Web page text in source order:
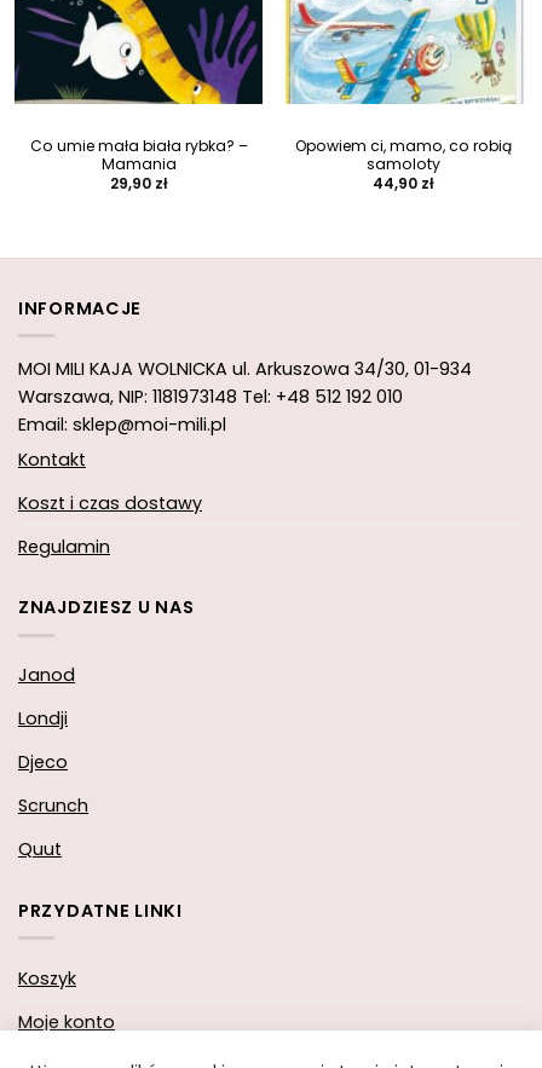
Co umie mała biała rybka? –
Mamania
29,90 zł
Opowiem ci, mamo, co robią
samoloty
44,90 zł
INFORMACJE
MOI MILI KAJA WOLNICKA ul. Arkuszowa 34/30, 01-934
Warszawa, NIP: 1181973148 Tel: +48 512 192 010
Email: sklep@moi-mili.pl
Kontakt
Koszt i czas dostawy
Regulamin
ZNAJDZIESZ U NAS
Janod
Londji
Djeco
Scrunch
Quut
PRZYDATNE LINKI
Koszyk
Moje konto